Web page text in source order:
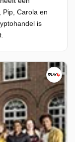
Pip, Carola en
is